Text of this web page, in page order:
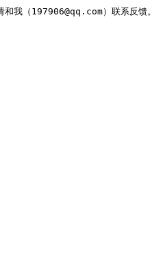
（197906@qq.com）联系反馈。